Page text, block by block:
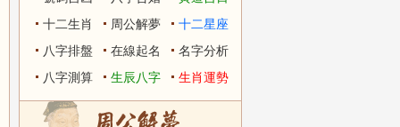
十二生肖
周公解夢
十二星座
八字排盤
在線起名
名字分析
八字測算
生辰八字 生肖運勢